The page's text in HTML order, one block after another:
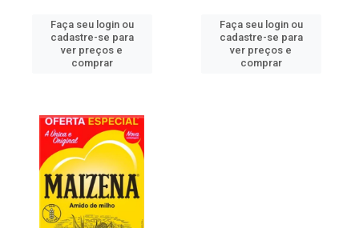
Faça seu login ou
cadastre-se para
ver preços e
comprar
Faça seu login ou
cadastre-se para
ver preços e
comprar